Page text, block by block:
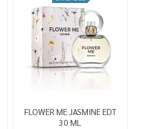
FLOWER ME JASMINE EDT
30 ML